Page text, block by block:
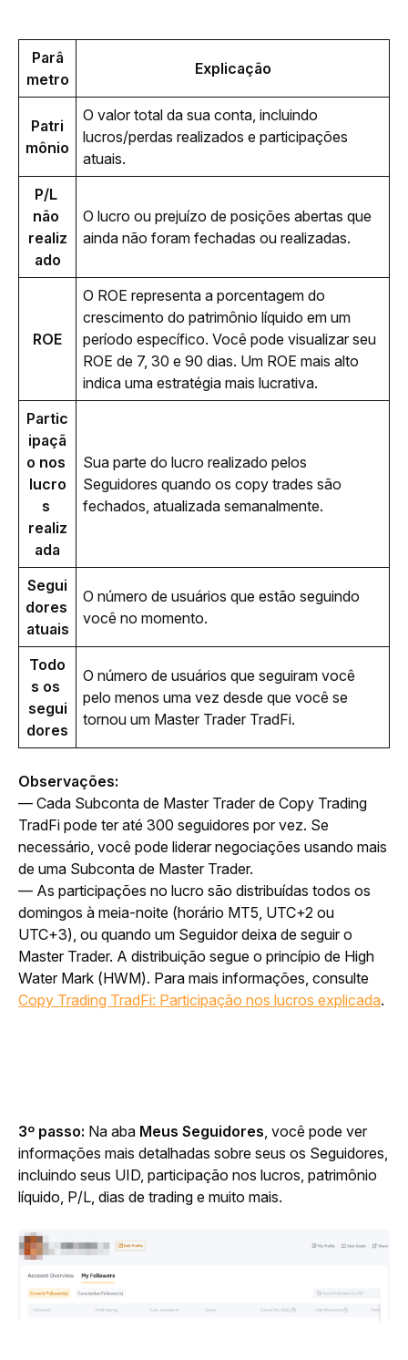
Parâ
metro
Explicação
Patri
mônio
O valor total da sua conta, incluindo
lucros/perdas realizados e participações
atuais.
P/L
não
realiz
ado
O lucro ou prejuízo de posições abertas que
ainda não foram fechadas ou realizadas.
ROE
O ROE representa a porcentagem do
crescimento do patrimônio líquido em um
período específico. Você pode visualizar seu
ROE de 7, 30 e 90 dias. Um ROE mais alto
indica uma estratégia mais lucrativa.
Partic
ipaçã
o nos
lucro
s
realiz
ada
Sua parte do lucro realizado pelos
Seguidores quando os copy trades são
fechados, atualizada semanalmente.
Segui
dores
atuais
O número de usuários que estão seguindo
você no momento.
Todo
s os
segui
dores
O número de usuários que seguiram você
pelo menos uma vez desde que você se
tornou um Master Trader TradFi.
Observações:
— Cada Subconta de Master Trader de Copy Trading
TradFi pode ter até 300 seguidores por vez. Se
necessário, você pode liderar negociações usando mais
de uma Subconta de Master Trader.
— As participações no lucro são distribuídas todos os
domingos à meia-noite (horário MT5, UTC+2 ou
UTC+3), ou quando um Seguidor deixa de seguir o
Master Trader. A distribuição segue o princípio de High
Copy Trading TradFi: Participação nos lucros explicada.
3º passo: Na aba Meus Seguidores, você pode ver
informações mais detalhadas sobre seus os Seguidores,
incluindo seus UID, participação nos lucros, patrimônio
líquido, P/L, dias de trading e muito mais.